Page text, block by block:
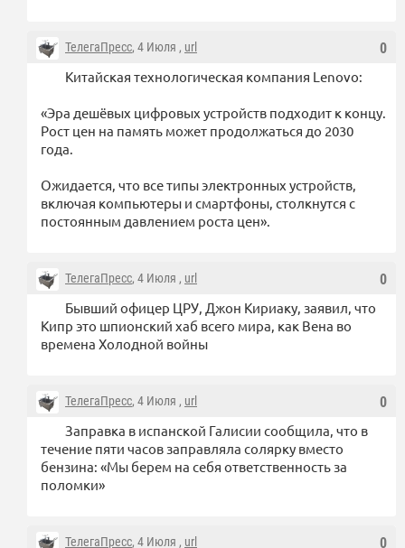
0
ТелегаПресс, 4 Июля , url
Китайская технологическая компания Lenovo:
«Эра дешёвых цифровых устройств подходит к концу.
Рост цен на память может продолжаться до 2030
года.
Ожидается, что все типы электронных устройств,
включая компьютеры и смартфоны, столкнутся с
постоянным давлением роста цен».
0
ТелегаПресс, 4 Июля , url
Бывший офицер ЦРУ, Джон Кириаку, заявил, что
Кипр это шпионский хаб всего мира, как Вена во
времена Холодной войны
0
ТелегаПресс, 4 Июля , url
Заправка в испанской Галисии сообщила, что в
течение пяти часов заправляла солярку вместо
бензина: «Мы берем на себя ответственность за
поломки»
0
ТелегаПресс, 4 Июля , url